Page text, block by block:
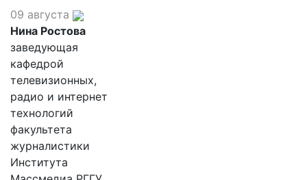
09 августа
Нина Ростова
заведующая
кафедрой
телевизионных,
радио и интернет
технологий
факультета
журналистики
Института